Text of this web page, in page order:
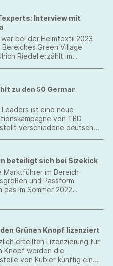
Form der Landwirtschaft die
kann, weiß Roland
der
Cotonea.
Interview mit
war bei der Heimtextil 2023
Bereiches Green Village
Riedel erzählt im
zu den 50 German
Leaders ist eine neue
von TBD
verschiedene deutsche
auszeichnen.
beteiligt sich bei Sizekick
Marktführer im Bereich
und Passform
das im Sommer 2022
von Retouren und somit
im Fashion E-
Grünen Knopf lizenziert
erteilten Lizenzierung für
Knopf werden die
von Kübler künftig ein